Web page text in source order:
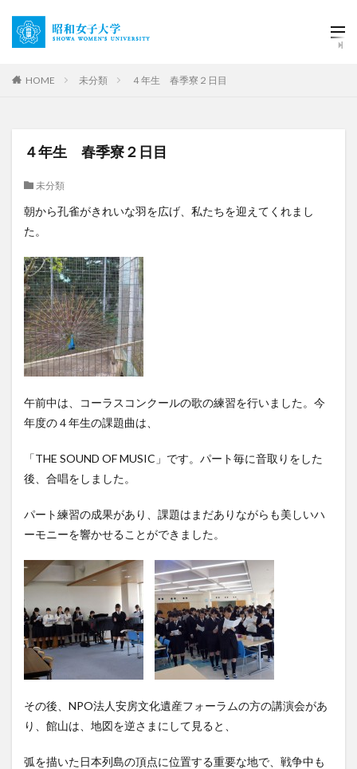
HOME 未分類 ４年生 春季寮２日目
４年生 春季寮２日目
未分類
朝から孔雀がきれいな羽を広げ、私たちを迎えてくれまし
た。
午前中は、コーラスコンクールの歌の練習を行いました。今
年度の４年生の課題曲は、
「THE SOUND OF MUSIC」です。パート毎に音取りをした
後、合唱をしました。
パート練習の成果があり、課題はまだありながらも美しいハ
ーモニーを響かせることができました。
その後、NPO法人安房文化遺産フォーラムの方の講演会があ
り、館山は、地図を逆さまにして見ると、
弧を描いた日本列島の頂点に位置する重要な地で、戦争中も